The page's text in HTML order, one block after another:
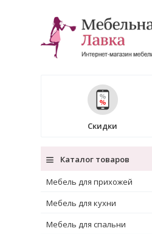
Скидки
Каталог товаров
Мебель для прихожей
Мебель для кухни
Мебель для спальни